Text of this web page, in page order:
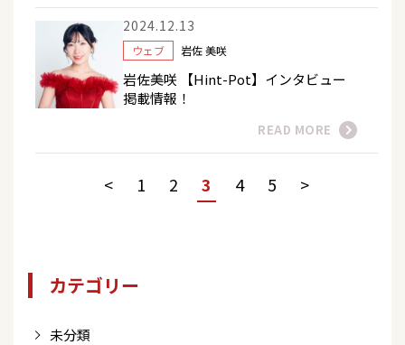
2024.12.13
ウェブ 岩佐 美咲
岩佐美咲 【Hint-Pot】インタビュー
掲載情報！
READ MORE
< 1 2 3 4 5 >
カテゴリー
未分類